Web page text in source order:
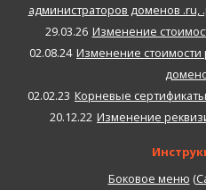
администраторов доменов .ru,
29.03.26 Изменение
02.08.24 Изменение стоимости
02.02.23 Корневые
20.12.22 Изменение
Боковое меню (